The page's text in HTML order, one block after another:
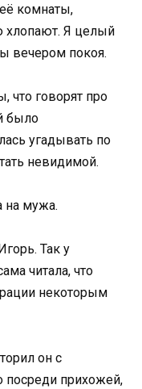
комнаты,
хлопают. Я целый
вечером покоя.
что говорят про
было
угадывать по
невидимой.
на мужа.
Так у
читала, что
некоторым
он с
посреди прихожей,